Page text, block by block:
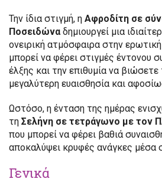
Την ίδια στιγμή, η Αφροδίτη σε
Ποσειδώναδημιουργεί μια
ονειρική ατμόσφαιρα στην
μπορεί να φέρει στιγμές έντονου
έλξης και την επιθυμία να
μεγαλύτερη ευαισθησία και
Ωστόσο, η ένταση της ημέρας
τη Σελήνη σε τετράγωνο με τον
που μπορεί να φέρει βαθιά
αποκαλύψει κρυφές ανάγκες μέσα
Γενικά